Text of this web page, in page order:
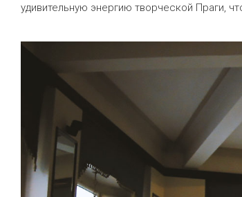
удивительную энергию творческой Праги,